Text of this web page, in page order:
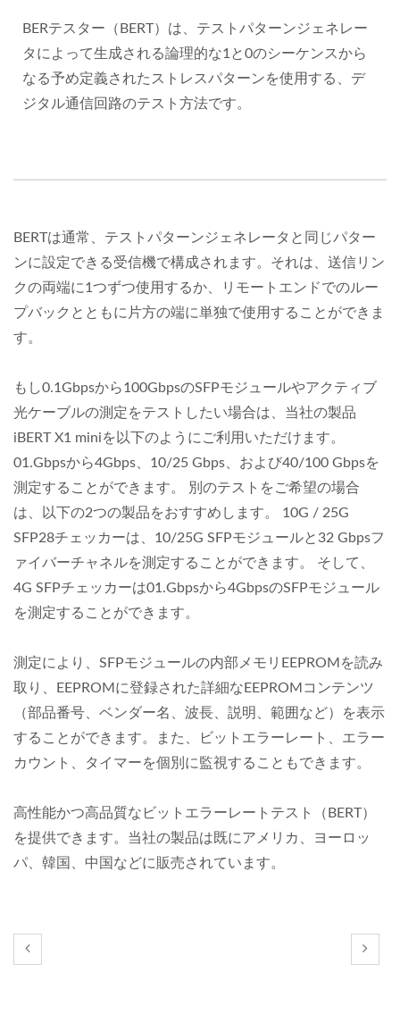
BERテスター（BERT）は、テストパターンジェネレー
タによって生成される論理的な1と0のシーケンスから
なる予め定義されたストレスパターンを使用する、デ
ジタル通信回路のテスト方法です。
BERTは通常、テストパターンジェネレータと同じパター
ンに設定できる受信機で構成されます。それは、送信リン
クの両端に1つずつ使用するか、リモートエンドでのルー
プバックとともに片方の端に単独で使用することができま
す。
もし0.1Gbpsから100GbpsのSFPモジュールやアクティブ
光ケーブルの測定をテストしたい場合は、当社の製品
iBERT X1 miniを以下のようにご利用いただけます。
01.Gbpsから4Gbps、10/25 Gbps、および40/100 Gbpsを
測定することができます。 別のテストをご希望の場合
は、以下の2つの製品をおすすめします。 10G / 25G
SFP28チェッカーは、10/25G SFPモジュールと32 Gbpsフ
ァイバーチャネルを測定することができます。 そして、
4G SFPチェッカーは01.Gbpsから4GbpsのSFPモジュール
を測定することができます。
測定により、SFPモジュールの内部メモリEEPROMを読み
取り、EEPROMに登録された詳細なEEPROMコンテンツ
（部品番号、ベンダー名、波長、説明、範囲など）を表示
することができます。また、ビットエラーレート、エラー
カウント、タイマーを個別に監視することもできます。
高性能かつ高品質なビットエラーレートテスト（BERT）
を提供できます。当社の製品は既にアメリカ、ヨーロッ
パ、韓国、中国などに販売されています。